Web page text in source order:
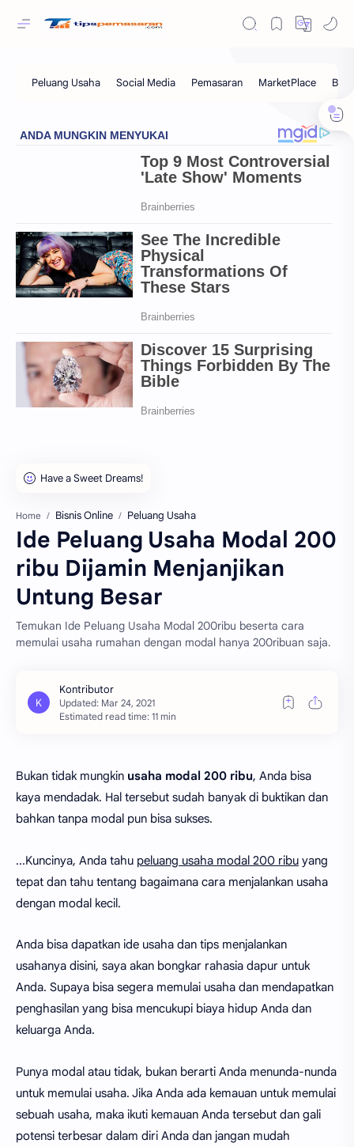
Home Bisnis Online Peluang Usaha
Ide Peluang Usaha Modal 200
ribu Dijamin Menjanjikan
Untung Besar
Temukan Ide Peluang Usaha Modal 200ribu beserta cara
memulai usaha rumahan dengan modal hanya 200ribuan saja.
Estimated read time: 11 min
Bukan tidak mungkin usaha modal 200 ribu, Anda bisa
kaya mendadak. Hal tersebut sudah banyak di buktikan dan
bahkan tanpa modal pun bisa sukses.
...Kuncinya, Anda tahu peluang usaha modal 200 ribu yang
tepat dan tahu tentang bagaimana cara menjalankan usaha
dengan modal kecil.
Anda bisa dapatkan ide usaha dan tips menjalankan
usahanya disini, saya akan bongkar rahasia dapur untuk
Anda. Supaya bisa segera memulai usaha dan mendapatkan
penghasilan yang bisa mencukupi biaya hidup Anda dan
keluarga Anda.
Punya modal atau tidak, bukan berarti Anda menunda-nunda
untuk memulai usaha. Jika Anda ada kemauan untuk memulai
sebuah usaha, maka ikuti kemauan Anda tersebut dan gali
potensi terbesar dalam diri Anda dan jangan mudah